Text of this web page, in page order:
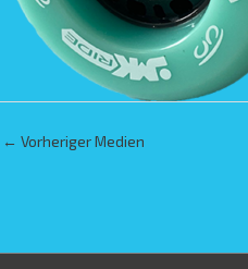
← Vorheriger Medien